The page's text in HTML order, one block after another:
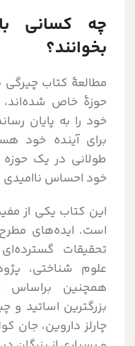
چه کسانی
بخوانند؟
مطالعۀ کتاب چیرگی
حوزۀ خاص
خود را به پایان
برای آینده خود
طولانی در یک
خود احساس
این کتاب یکی از
است. ایده‌های
تحقیقات
علوم شناختی،
همچنین براساس
بزرگترین اساتید و
چارلز داروین، جان